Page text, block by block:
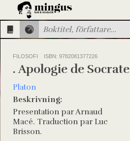
FILOSOFI ISBN: 9782081377226
. Apologie de Socrate
Platon
Beskrivning:
Presentation par Arnaud
Macé. Traduction par Luc
Brisson.